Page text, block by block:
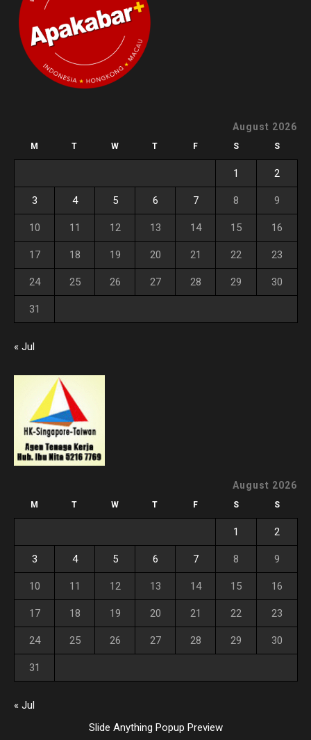
August 2026
M T W T F S S
1 2
3 4 5 6 7 8 9
10 11 12 13 14 15 16
17 18 19 20 21 22 23
24 25 26 27 28 29 30
31
« Jul
August 2026
M T W T F S S
1 2
3 4 5 6 7 8 9
10 11 12 13 14 15 16
17 18 19 20 21 22 23
24 25 26 27 28 29 30
31
« Jul
Slide Anything Popup Preview